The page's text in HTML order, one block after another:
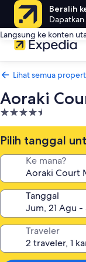
Beralih
Langsung ke konten
Lihat semua
Aoraki
Properti
bintang
4.5
Pilih tanggal
Ke mana?
Tanggal
Traveler